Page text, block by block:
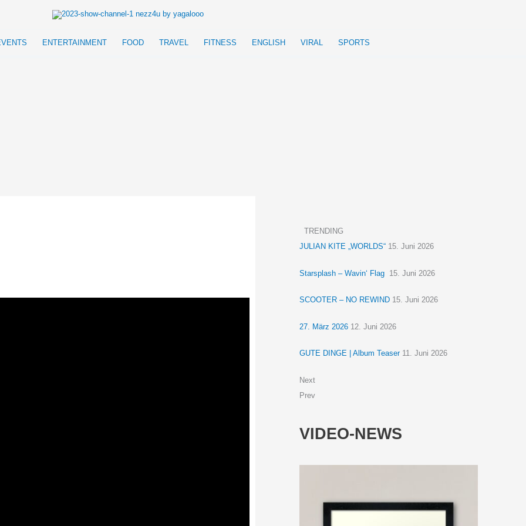
ENTERTAINMENT FOOD TRAVEL FITNESS ENGLISH VIRAL SPORTS
TRENDING
JULIAN KITE „WORLDS“ 15. Juni 2026
Starsplash – Wavin‘ Flag 15. Juni 2026
SCOOTER – NO REWIND 15. Juni 2026
27. März 2026 12. Juni 2026
GUTE DINGE | Album Teaser 11. Juni 2026
Next
Prev
VIDEO-NEWS